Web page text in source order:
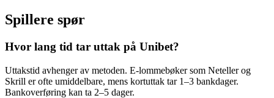
Spillere spør
Hvor lang tid tar uttak på Unibet?
Uttakstid avhenger av metoden. E-lommebøker som Neteller og
Skrill er ofte umiddelbare, mens kortuttak tar 1–3 bankdager.
Bankoverføring kan ta 2–5 dager.